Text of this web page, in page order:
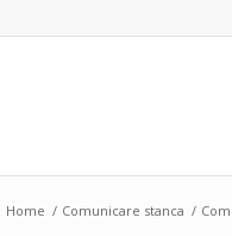
Home / Comunicare stanca /